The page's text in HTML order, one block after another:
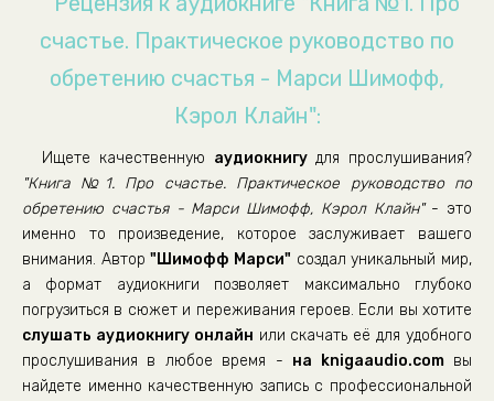
02_06_03_Движение со смыслом
02_07_01_Опора души: установите связь со своим духовным
02_07_02_Разные приемы для разных людей
02_07_03_Открываем каналы связи
02_08_01_Крыша дома: в жизни должна быть цель
02_08_02_История Ронды. Распространение секретов
02_09_01_Сад: развивайте те отношения, которые вас
02_09_02_Упражнение - практика признательности
02_09_03_История Хеппи. Мужчина-улыбка
03_10_Счастливый план на жизнь
счастье. Практическое руководство по
обретению счастья - Марси Шимофф,
Кэрол Клайн":
Ищете качественную аудиокнигудля прослушивания?
"Книга №1. Про счастье. Практическое руководство по
обретению счастья - Марси Шимофф, Кэрол Клайн"- это
именно то произведение, которое заслуживает вашего
внимания. Автор"Шимофф Марси" создал уникальный мир,
а формат аудиокниги позволяет максимально глубоко
погрузиться в сюжет и переживания героев. Если вы хотите
слушать аудиокнигу онлайн или скачать её для удобного
прослушивания в любое время - на knigaaudio.comвы
найдете именно качественную запись с профессиональной